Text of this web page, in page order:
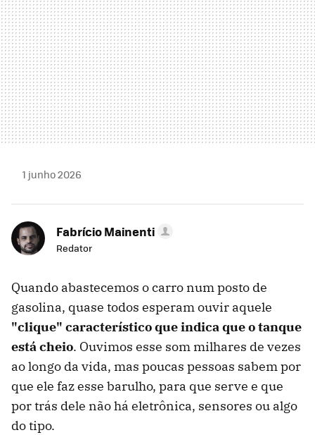
1 junho 2026
Fabrício Mainenti
Redator
Quando abastecemos o carro num posto de
gasolina, quase todos esperam ouvir aquele
"clique" característico que indica que o tanque
está cheio. Ouvimos esse som milhares de vezes
ao longo da vida, mas poucas pessoas sabem por
que ele faz esse barulho, para que serve e que
por trás dele não há eletrônica, sensores ou algo
do tipo.